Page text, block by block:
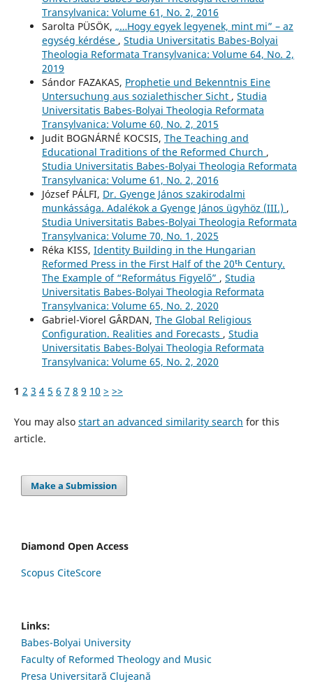
Transylvanica: Volume 61, No. 2, 2016
Sarolta PÜSÖK, „…Hogy egyek legyenek, mint mi” – az
egység kérdése , Studia Universitatis Babes-Bolyai
Theologia Reformata Transylvanica: Volume 64, No. 2,
2019
Sándor FAZAKAS, Prophetie und Bekenntnis Eine
Untersuchung aus sozialethischer Sicht , Studia
Universitatis Babes-Bolyai Theologia Reformata
Transylvanica: Volume 60, No. 2, 2015
Judit BOGNÁRNÉ KOCSIS, The Teaching and
Educational Traditions of the Reformed Church ,
Studia Universitatis Babes-Bolyai Theologia Reformata
Transylvanica: Volume 61, No. 2, 2016
József PÁLFI, Dr. Gyenge János szakirodalmi
munkássága. Adalékok a Gyenge János ügyhöz (III.) ,
Studia Universitatis Babes-Bolyai Theologia Reformata
Transylvanica: Volume 70, No. 1, 2025
Réka KISS, Identity Building in the Hungarian
Reformed Press in the First Half of the 20ᵗʰ Century.
The Example of “Református Figyelő” , Studia
Universitatis Babes-Bolyai Theologia Reformata
Transylvanica: Volume 65, No. 2, 2020
Gabriel-Viorel GÂRDAN, The Global Religious
Configuration. Realities and Forecasts , Studia
Universitatis Babes-Bolyai Theologia Reformata
Transylvanica: Volume 65, No. 2, 2020
1 2 3 4 5 6 7 8 9 10 > >>
You may also start an advanced similarity search for this
article.
Make a Submission
Diamond Open Access
Scopus CiteScore
Links:
Babes-Bolyai University
Faculty of Reformed Theology and Music
Presa Universitară Clujeană